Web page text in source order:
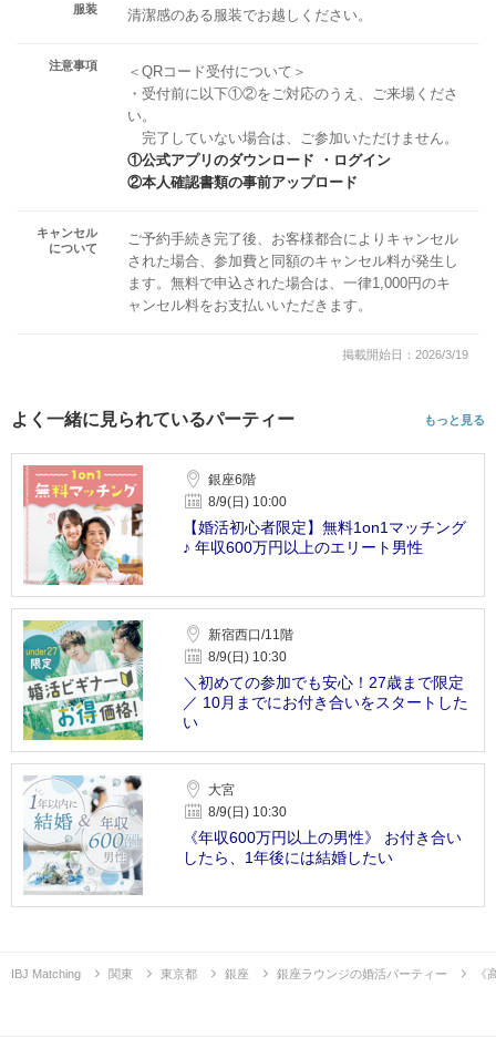
服装 清潔感のある服装でお越しください。
注意事項
＜QRコード受付について＞
・受付前に以下①②をご対応のうえ、ご来場くださ
い。
完了していない場合は、ご参加いただけません。
①公式アプリのダウンロード ・ログイン
②本人確認書類の事前アップロード
キャンセル
について
ご予約手続き完了後、お客様都合によりキャンセル
された場合、参加費と同額のキャンセル料が発生し
ます。無料で申込された場合は、一律1,000円のキ
ャンセル料をお支払いいただきます。
掲載開始日：2026/3/19
よく一緒に見られているパーティー もっと見る
銀座6階
8/9(日) 10:00
【婚活初心者限定】無料1on1マッチング
♪ 年収600万円以上のエリート男性
新宿西口/11階
8/9(日) 10:30
＼初めての参加でも安心！27歳まで限定
／ 10月までにお付き合いをスタートした
い
大宮
8/9(日) 10:30
《年収600万円以上の男性》 お付き合い
したら、1年後には結婚したい
IBJ Matching 関東 東京都 銀座 銀座ラウンジの婚活パーティー 《